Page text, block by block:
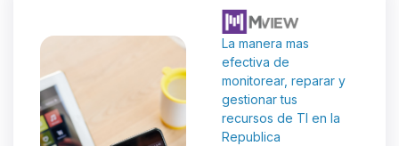
La manera mas
efectiva de
monitorear, reparar y
gestionar tus
recursos de TI en la
Republica